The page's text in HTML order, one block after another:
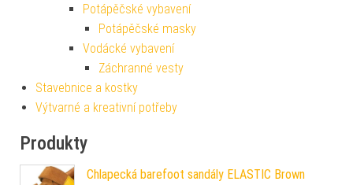
Potápěčské vybavení
Potápěčské masky
Vodácké vybavení
Záchranné vesty
Stavebnice a kostky
Výtvarné a kreativní potřeby
Produkty
Chlapecká barefoot sandály ELASTIC Brown